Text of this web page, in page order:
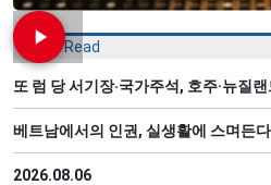
Most Read
또 럼 당 서기장‧국가주석, 호주·뉴질
베트남에서의 인권, 실생활에 스며든다
2026.08.06